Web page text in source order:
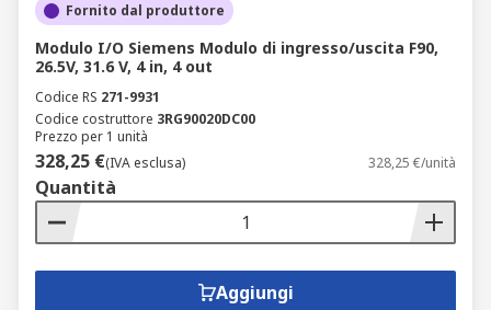
Fornito dal produttore
Modulo I/O Siemens Modulo di ingresso/uscita F90,
26.5V, 31.6 V, 4 in, 4 out
Codice RS 271-9931
Codice costruttore 3RG90020DC00
Prezzo per 1 unità
328,25 €(IVA esclusa) 328,25 €/unità
Quantità
Aggiungi